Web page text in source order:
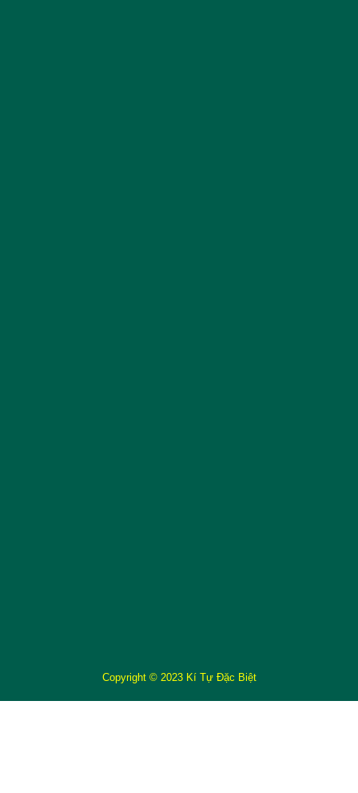
Copyright © 2023 Kí Tự Đặc Biệt